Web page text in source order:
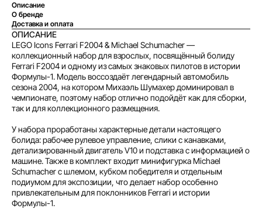
Описание
О бренде
Доставка и оплата
ОПИСАНИЕ
LEGO Icons Ferrari F2004 & Michael Schumacher —
коллекционный набор для взрослых, посвящённый болиду
Ferrari F2004 и одному из самых знаковых пилотов в истории
Формулы-1. Модель воссоздаёт легендарный автомобиль
сезона 2004, на котором Михаэль Шумахер доминировал в
чемпионате, поэтому набор отлично подойдёт как для сборки,
так и для коллекционного размещения.
У набора проработаны характерные детали настоящего
болида: рабочее рулевое управление, слики с канавками,
детализированный двигатель V10 и подставка с информацией о
машине. Также в комплект входит минифигурка Michael
Schumacher с шлемом, кубком победителя и отдельным
подиумом для экспозиции, что делает набор особенно
привлекательным для поклонников Ferrari и истории
Формулы-1.
Оплатите сегодня 25% стоимости покупки
картой любого банка, остальное — тремя
платежами раз в две недели.
Оплата
сегодня
25%
Через
2 недели
25%
Через
4 недели
25%
Через
6 недель
25%
Без комиссий и переплат